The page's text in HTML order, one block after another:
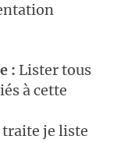
: Lister tous
à cette
traite je liste